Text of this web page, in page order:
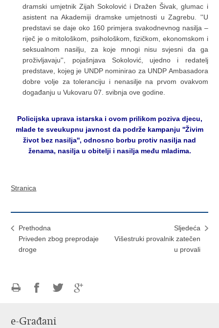
dramski umjetnik Zijah Sokolović i Dražen Šivak, glumac i
asistent na Akademiji dramske umjetnosti u Zagrebu. ''U
predstavi se daje oko 160 primjera svakodnevnog nasilja –
riječ je o mitološkom, psihološkom, fizičkom, ekonomskom i
seksualnom nasilju, za koje mnogi nisu svjesni da ga
proživljavaju'', pojašnjava Sokolović, ujedno i redatelj
predstave, kojeg je UNDP nominirao za UNDP Ambasadora
dobre volje za toleranciju i nenasilje na prvom ovakvom
događanju u Vukovaru 07. svibnja ove godine.
Policijska uprava istarska i ovom prilikom poziva djecu,
mlade te sveukupnu javnost da podrže kampanju ''Živim
život bez nasilja'', odnosno borbu protiv nasilja nad
ženama, nasilja u obitelji i nasilja među mladima.
Stranica
Prethodna
Priveden zbog preprodaje
droge
Sljedeća
Višestruki provalnik zatečen
u provali
FacebookuTwitteru
e-Građani